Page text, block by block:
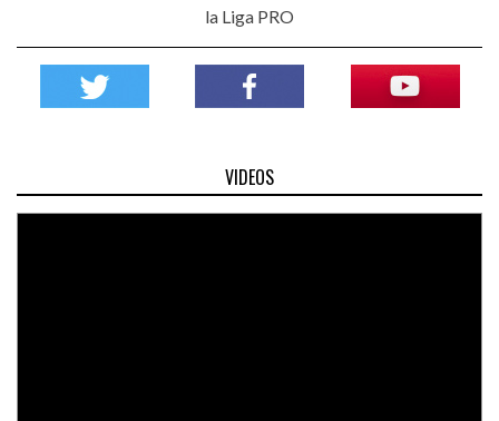
la Liga PRO
VIDEOS